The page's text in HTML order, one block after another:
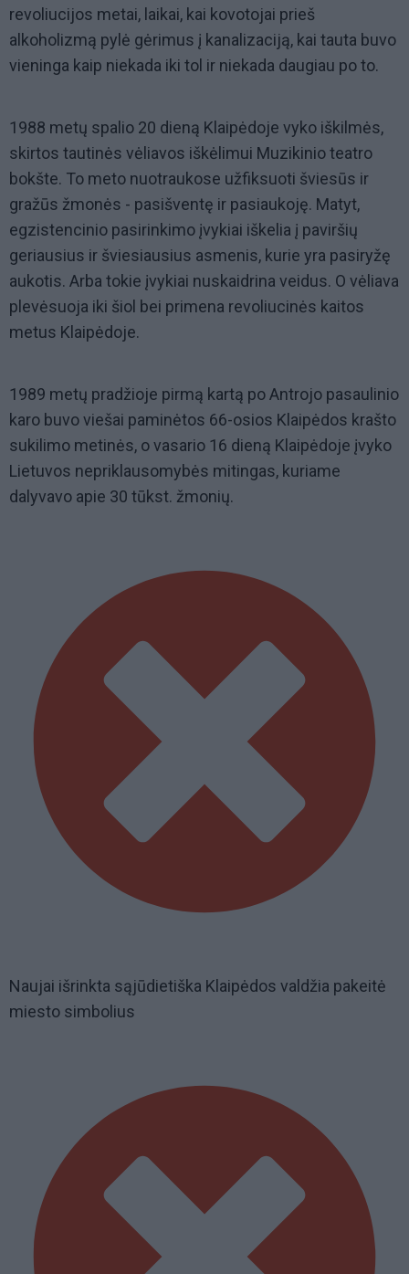
revoliucijos metai, laikai, kai kovotojai prieš
alkoholizmą pylė gėrimus į kanalizaciją, kai tauta buvo
vieninga kaip niekada iki tol ir niekada daugiau po to.
1988 metų spalio 20 dieną Klaipėdoje vyko iškilmės,
skirtos tautinės vėliavos iškėlimui Muzikinio teatro
bokšte. To meto nuotraukose užfiksuoti šviesūs ir
gražūs žmonės - pasišventę ir pasiaukoję. Matyt,
egzistencinio pasirinkimo įvykiai iškelia į paviršių
geriausius ir šviesiausius asmenis, kurie yra pasiryžę
aukotis. Arba tokie įvykiai nuskaidrina veidus. O vėliava
plevėsuoja iki šiol bei primena revoliucinės kaitos
metus Klaipėdoje.
1989 metų pradžioje pirmą kartą po Antrojo pasaulinio
karo buvo viešai paminėtos 66-osios Klaipėdos krašto
sukilimo metinės, o vasario 16 dieną Klaipėdoje įvyko
Lietuvos nepriklausomybės mitingas, kuriame
dalyvavo apie 30 tūkst. žmonių.
Naujai išrinkta sąjūdietiška Klaipėdos valdžia pakeitė
miesto simbolius